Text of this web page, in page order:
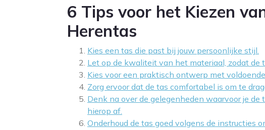
6 Tips voor het Kiezen
Herentas
Kies een tas die past bij jouw persoonlijke stijl.
Let op de kwaliteit van het materiaal, zodat de
Kies voor een praktisch ontwerp met
Zorg ervoor dat de tas comfortabel is om te
Denk na over de gelegenheden waarvoor je
hierop af.
Onderhoud de tas goed volgens de instructies